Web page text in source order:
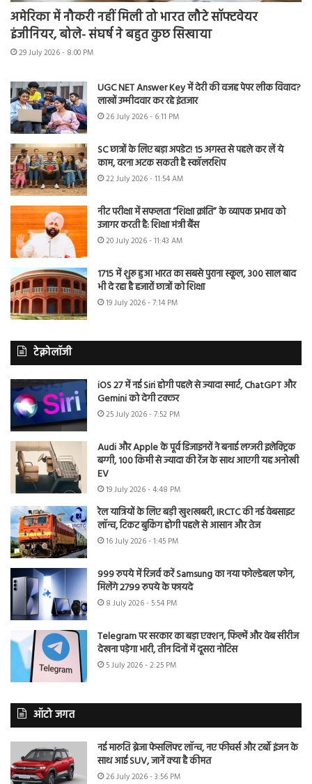
अमेरिका में नौकरी नहीं मिली तो भारत लौटे सॉफ्टवेयर
इंजीनियर, बोले- संघर्ष ने बहुत कुछ सिखाया
29 July 2026 - 8:00 PM
UGC NET Answer Key में देरी की वजह पेपर लीक विवाद?
लाखों उम्मीदवार कर रहे इंतजार
26 July 2026 - 6:11 PM
SC छात्रों के लिए बड़ा अपडेट! 15 अगस्त से पहले कर लें ये
काम, वरना अटक सकती है स्कॉलरशिप
22 July 2026 - 11:54 AM
नीट परीक्षा में सफलता “शिक्षा क्रांति” के व्यापक प्रभाव को
उजागर करती है: शिक्षा मंत्री बैंस
20 July 2026 - 11:43 AM
1715 में शुरू हुआ भारत का सबसे पुराना स्कूल, 300 साल बाद
भी दे रहा है हजारों छात्रों को शिक्षा
19 July 2026 - 7:14 PM
टेक्नोलॉजी
iOS 27 में नई Siri होगी पहले से ज्यादा स्मार्ट, ChatGPT और
Gemini को देगी टक्कर
25 July 2026 - 7:52 PM
Audi और Apple के पूर्व डिजाइनरों ने बनाई लग्जरी इलेक्ट्रिक
बग्गी, 100 किमी से ज्यादा की रेंज के साथ आएगी यह अनोखी
EV
19 July 2026 - 4:48 PM
रेल यात्रियों के लिए बड़ी खुशखबरी, IRCTC की नई वेबसाइट
लॉन्च, टिकट बुकिंग होगी पहले से आसान और तेज
16 July 2026 - 1:45 PM
999 रुपये में रिजर्व करें Samsung का नया फोल्डेबल फोन,
मिलेंगे 2799 रुपये के फायदे
8 July 2026 - 5:54 PM
Telegram पर सरकार का बड़ा एक्शन, फिल्में और वेब सीरीज
देखना पड़ेगा भारी, तीन दिनों में दूसरा नोटिस
5 July 2026 - 2:25 PM
ऑटो जगत
नई मारुति ब्रेजा फेसलिफ्ट लॉन्च, नए फीचर्स और टर्बो इंजन के
साथ आई SUV, जानें क्या है कीमत
26 July 2026 - 3:56 PM